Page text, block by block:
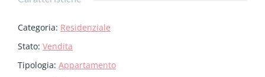
Categoria: Residenziale
Stato: Vendita
Tipologia: Appartamento